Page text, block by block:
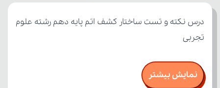
تجربی
نمایش بیشتر